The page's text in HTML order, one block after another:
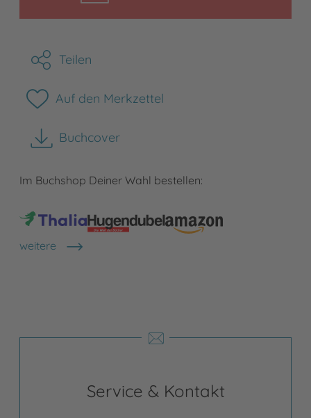
Teilen
Auf den Merkzettel
Buchcover
herunterladen
Im Buchshop Deiner Wahl bestellen:
weitere
Shops anzeigen
Service & Kontakt